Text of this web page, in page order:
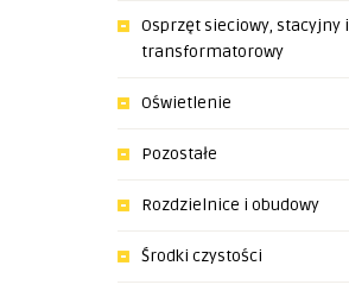
Osprzęt sieciowy, stacyjny i
transformatorowy
Oświetlenie
Pozostałe
Rozdzielnice i obudowy
Środki czystości